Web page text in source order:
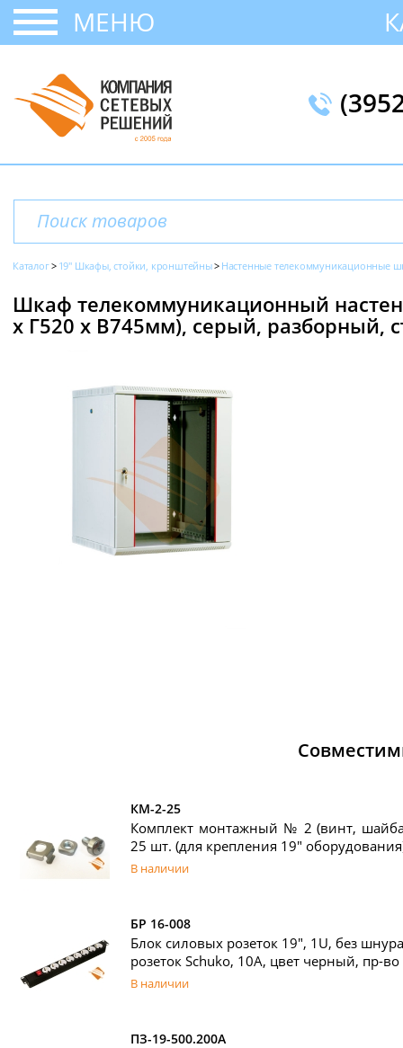
МЕНЮ
Каталог 19" Шкафы, стойки, кронштейны Настенные телекоммуникационные
Шкаф телекоммуникационный
х Г520 х В745мм), серый, разборный,
КМ-2-25
Комплект монтажный № 2 (винт,
25 шт. (для крепления 19"
В наличии
БР 16-008
Блок силовых розеток 19", 1U, без
розеток Schuko, 10А, цвет черный, пр-
В наличии
ПЗ-19-500.200А